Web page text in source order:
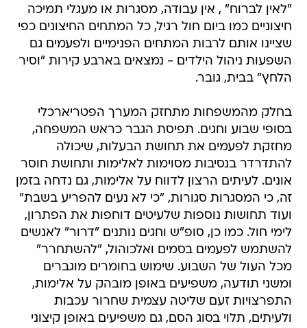
"לאין לברוח" , אין עבודה, מסגרות או מעגלי תמיכה
חיצוניים כמו ביום חול רגיל, כל המתחים החיצונים כפי
שציינו אותם לרבות המתחים הפנימיים ולפעמים גם
השפעות ניהול הילדים - נמצאים בארבע קירות "וסיר
הלחץ" בבית, גובר.
בחלק מהמשפחות מתחזק המערך הפטריארכלי
בסופי שבוע וחגים. תפיסת הגבר כראש המשפחה,
מחזקת לפעמים את תחושת הבעלות, שיכולה
להתדרדר בנסיבות מסוימות לאלימות ותחושת חוסר
אונים. לעיתים הרצון לדווח על אלימות, גם נדחה בזמן
זה, כי המסגרות סגורות, "כי לא נעים להפריע בשבת"
ועוד תחושות נוספות שלעיטים דוחפות את הפתרון,
לימי חול. כמו כן, סופ"ש וחגים נותנים "דרור" לאנשים
להשתמש לפעמים בסמים ואלכוהול, "להשתחרר"
מכל העול של השבוע. שימוש בחומרים מוגברים
ומשני תודעה, משפיעים באופן מובהק על אלימות,
התפרצויות זעם שליטה עצמית שחרור עכבות
ולעיתים, תלוי בסוג הסם, גם משפיעים באופן קיצוני